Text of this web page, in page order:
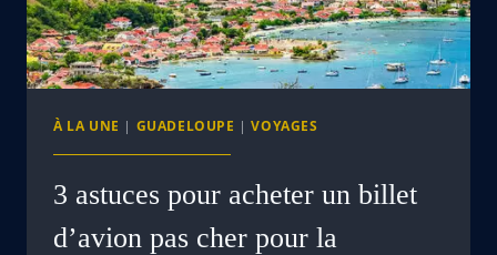
À LA UNE | GUADELOUPE |VOYAGES
3 astuces pour acheter un billet
d’avion pas cher pour la